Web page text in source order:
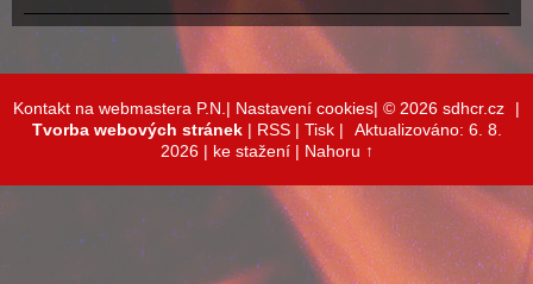
Kontakt na webmastera P.N.| Nastavení cookies| © 2026 sdhcr.cz
|
Tvorba webových stránek| RSS| Tisk|
Aktualizováno: 6. 8.
2026 | ke stažení | Nahoru ↑